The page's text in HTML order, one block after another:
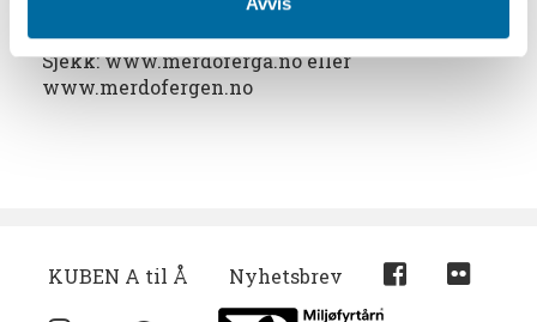
Det går rutebåt til Merdø om sommeren, fra
Pollen i Arendal.
Sjekk: www.merdoferga.no eller
www.merdofergen.no
KUBEN A til Å Nyhetsbrev